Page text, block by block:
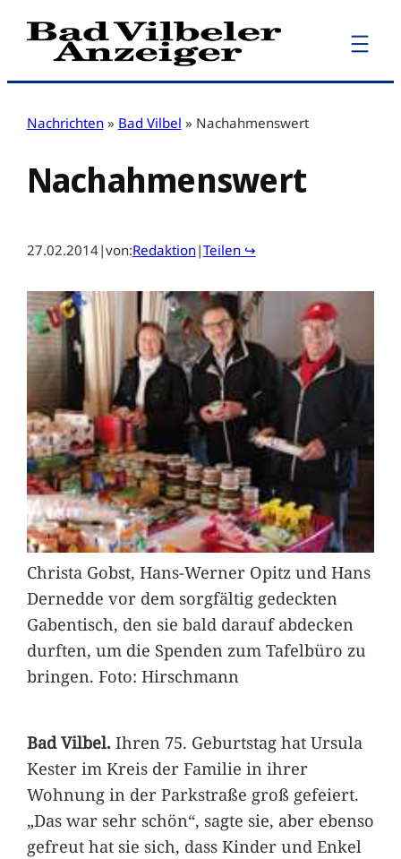
Zum
Inhalt
Nachrichten » Bad Vilbel » Nachahmenswert
Nachahmenswert
27.02.2014|von:Redaktion|Teilen ↪
Christa Gobst, Hans-Werner Opitz und Hans
Dernedde vor dem sorgfältig gedeckten
Gabentisch, den sie bald darauf abdecken
durften, um die Spenden zum Tafelbüro zu
bringen. Foto: Hirschmann
Bad Vilbel.Ihren 75. Geburtstag hat Ursula
Kester im Kreis der Familie in ihrer
Wohnung in der Parkstraße groß gefeiert.
„Das war sehr schön“, sagte sie, aber ebenso
gefreut hat sie sich, dass Kinder und Enkel